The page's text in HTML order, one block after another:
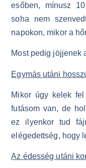
esőben, mínusz
soha nem
napokon, mikor a
Most pedig jöjjenek
Egymás utáni
Mikor úgy kelek
futásom van, de
ez ilyenkor tud
elégedettség, hogy
Az édesség utáni